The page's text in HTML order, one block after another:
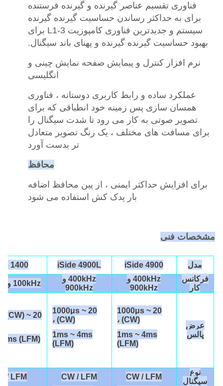
فناوری تقسیم عناصر گیرنده و گیرنده فرستنده
برای به حداکثر رساندن حساسیت گیرنده گیرنده
سیستم و جدیدترین فناوری کامپوزیت L1-3 برای
بهبود حساسیت گیرنده گیرنده و پهنای باند سیگنال.
نرم افزار کنترل و پیمایش صفحه نمایش چینی و
انگلیسی
عملکرد ساده و رابط کاربری دوستانه ، فناوری
همسان سازی پس زمینه خود انطباقی که برای
تصویر صوتی به کار می رود تا شدت سیگنال را
برای مسافت های مختلف ، یک رنگ تصویر متعادل
تر بدست آورد
محافظ
برای افزایش حداکثر ایمنی ، از پین محافظ اضافه
بار یدک کش استفاده می شود
مشخصات فنی
مدل iSide 4900
iSide 4900L
1400
فرکانس
کار
400kHz و
900kHz
400kHz و
900kHz
100kHz و 400kHz
عرض
پالس
20 ~ 1000μs
(CW) ،
1ms ~ 4ms
(LFM)
20 ~ 1000μs
(CW) ،
1ms ~ 4ms
(LFM)
(CW)
(LFM)
نوع
سیگنال
CW / LFM
CW / LFM
/ LFM